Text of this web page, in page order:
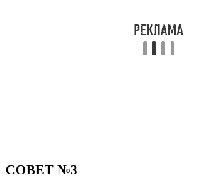
СОВЕТ №3